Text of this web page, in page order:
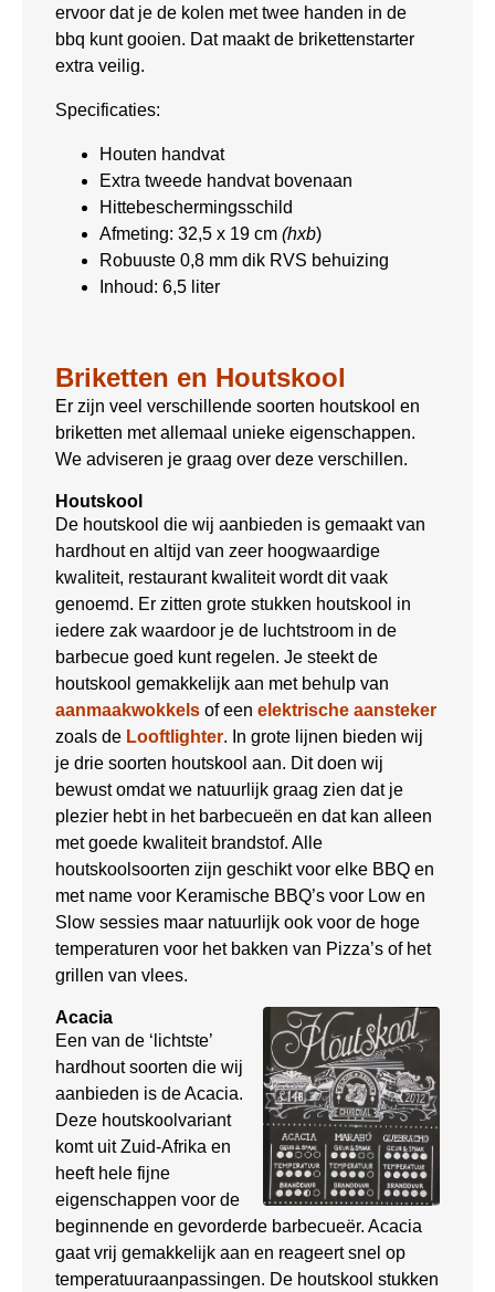
ervoor dat je de kolen met twee handen in de
bbq kunt gooien. Dat maakt de brikettenstarter
extra veilig.
Specificaties:
Houten handvat
Extra tweede handvat bovenaan
Hittebeschermingsschild
Afmeting: 32,5 x 19 cm (hxb)
Robuuste 0,8 mm dik RVS behuizing
Inhoud: 6,5 liter
Briketten en Houtskool
Er zijn veel verschillende soorten houtskool en
briketten met allemaal unieke eigenschappen.
We adviseren je graag over deze verschillen.
Houtskool
De houtskool die wij aanbieden is gemaakt van
hardhout en altijd van zeer hoogwaardige
kwaliteit, restaurant kwaliteit wordt dit vaak
genoemd. Er zitten grote stukken houtskool in
iedere zak waardoor je de luchtstroom in de
barbecue goed kunt regelen. Je steekt de
houtskool gemakkelijk aan met behulp van
aanmaakwokkels of een elektrische aansteker
zoals de Looftlighter. In grote lijnen bieden wij
je drie soorten houtskool aan. Dit doen wij
bewust omdat we natuurlijk graag zien dat je
plezier hebt in het barbecueën en dat kan alleen
met goede kwaliteit brandstof. Alle
houtskoolsoorten zijn geschikt voor elke BBQ en
met name voor Keramische BBQ’s voor Low en
Slow sessies maar natuurlijk ook voor de hoge
temperaturen voor het bakken van Pizza’s of het
grillen van vlees.
Acacia
Een van de ‘lichtste’
hardhout soorten die wij
aanbieden is de Acacia.
Deze houtskoolvariant
komt uit Zuid-Afrika en
heeft hele fijne
eigenschappen voor de
beginnende en gevorderde barbecueër. Acacia
gaat vrij gemakkelijk aan en reageert snel op
temperatuuraanpassingen. De houtskool stukken